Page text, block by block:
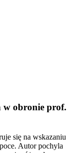
w obronie prof.
się na wskazaniu
Autor pochyla